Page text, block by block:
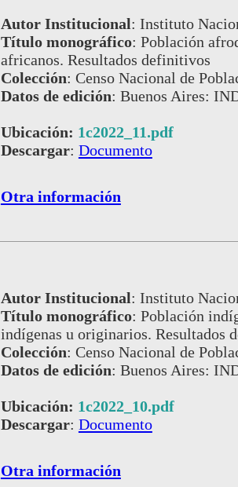
Autor Institucional: Instituto
Título monográfico: Población
africanos. Resultados definitivos
Colección: Censo Nacional de
Datos de edición: Buenos Aires:
Ubicación: 1c2022_11.pdf
Descargar: Documento
Otra información
Autor Institucional: Instituto
Título monográfico: Población
indígenas u originarios. Resultados
Colección: Censo Nacional de
Datos de edición: Buenos Aires:
Ubicación: 1c2022_10.pdf
Descargar: Documento
Otra información